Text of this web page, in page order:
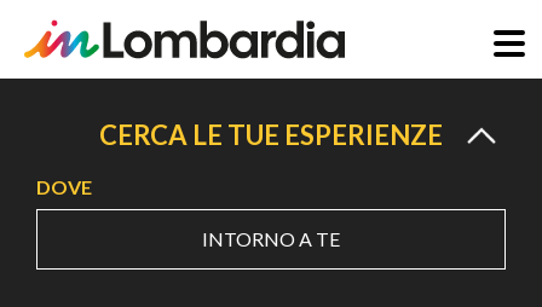
principale
CERCA LE TUE ESPERIENZE
DOVE
INTORNO A TE